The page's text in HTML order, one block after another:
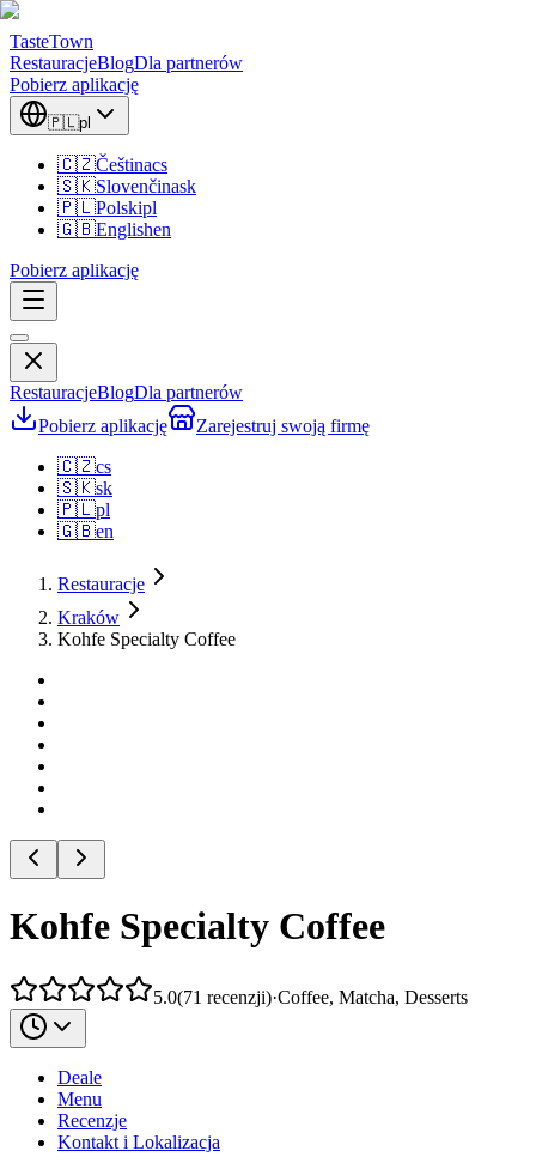
TasteTown
RestauracjeBlogDla partnerów
Pobierz aplikację
🇵🇱pl
🇨🇿Češtinacs
🇸🇰Slovenčinask
🇵🇱Polskipl
🇬🇧Englishen
Pobierz aplikację
RestauracjeBlogDla partnerów
Pobierz aplikację
Zarejestruj swoją firmę
🇨🇿cs
🇸🇰sk
🇵🇱pl
🇬🇧en
Restauracje
Kraków
Kohfe Specialty Coffee
Kohfe Specialty Coffee
5.0(71 recenzji)·Coffee, Matcha, Desserts
Deale
Menu
Recenzje
Kontakt i Lokalizacja